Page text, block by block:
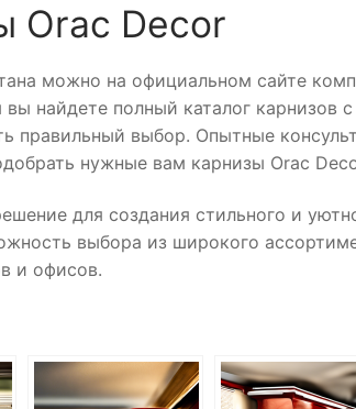
Orac Decor
можно на официальном сайте
найдете полный каталог карнизов
правильный выбор. Опытные
нужные вам карнизы Orac
для создания стильного и
выбора из широкого
и офисов.